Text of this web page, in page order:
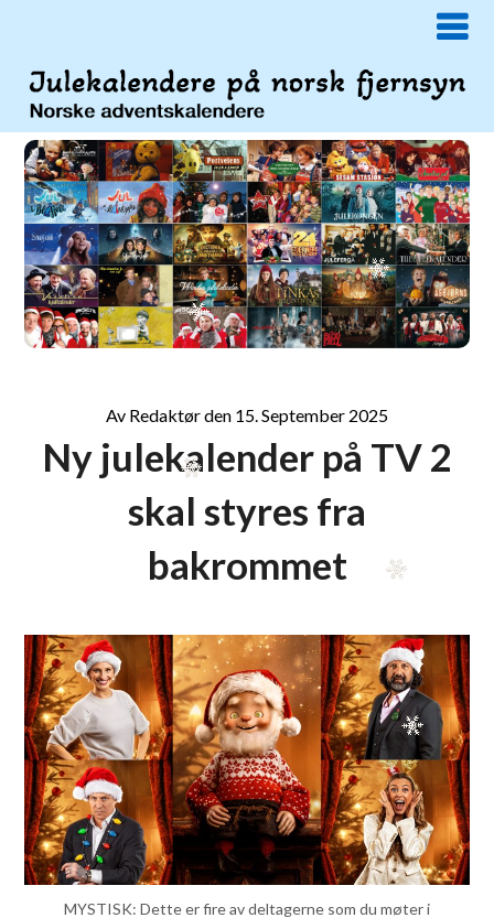
Av Redaktørden 15. September 2025
Ny julekalender på TV 2
skal styres fra
bakrommet
MYSTISK: Dette er fire av deltagerne som du møter i